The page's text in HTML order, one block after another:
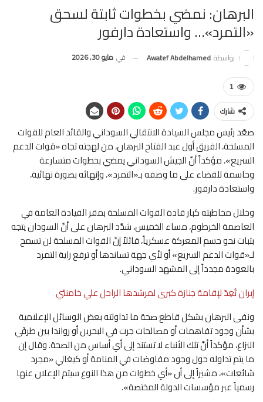
البرهان: نمضي بخطوات ثابتة لسحق
«التمرد»… واستعادة دارفور
بواسطة Awatef Abdelhamed في مايو 30, 2026
1
شارك
صعَّد رئيس مجلس السيادة الانتقالي السوداني والقائد العام للقوات
المسلحة، الفريق أول عبد الفتاح البرهان، من لهجته تجاه «قوات الدعم
السريع»، مؤكداً أنَّ الجيش السوداني يمضي بخطوات متسارعة
وحاسمة للقضاء على ما وصفه بـ«التمرد»، وإنهائه بصورة نهائية،
واستعادة دارفور.
وخلال مخاطبته كبار قادة القوات المسلحة بمقر القيادة العامة في
العاصمة الخرطوم، مساء الخميس، شدَّد البرهان على أنَّ السودان يتجه
بثبات نحو حسم المعركة عسكرياً، قائلاً إنَّ القوات المسلحة لن تسمح
لـ«قوات الدعم السريع» أو لأي جهة تساندها أو ترفع راية التمرد
بالعودة مجدداً إلى المشهد السوداني.
إيران تُعِدّ لإقامة جنازة كبرى لمرشدها الراحل علي خامنئي
ونفى البرهان بشكل قاطع صحة ما تداولته بعض الوسائل الإعلامية
بشأن وجود تفاهمات أو مصالحات جرت في البحرين أو رواندا بين طرفَي
النزاع، مؤكداً أنَّ تلك الأنباء لا تستند إلى أي أساس من الصحة. وقال إن
ما يتم تداوله حول وجود مفاوضات في المنامة أو كيغالي «مجرد
شائعات»، مشيراً إلى أن «أي خطوات من هذا النوع سيتم الإعلان عنها
رسمياً عبر مؤسسات الدولة المختصة».